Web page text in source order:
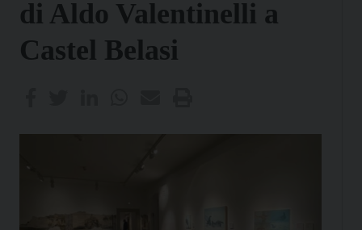
di Aldo Valentinelli a
Castel Belasi